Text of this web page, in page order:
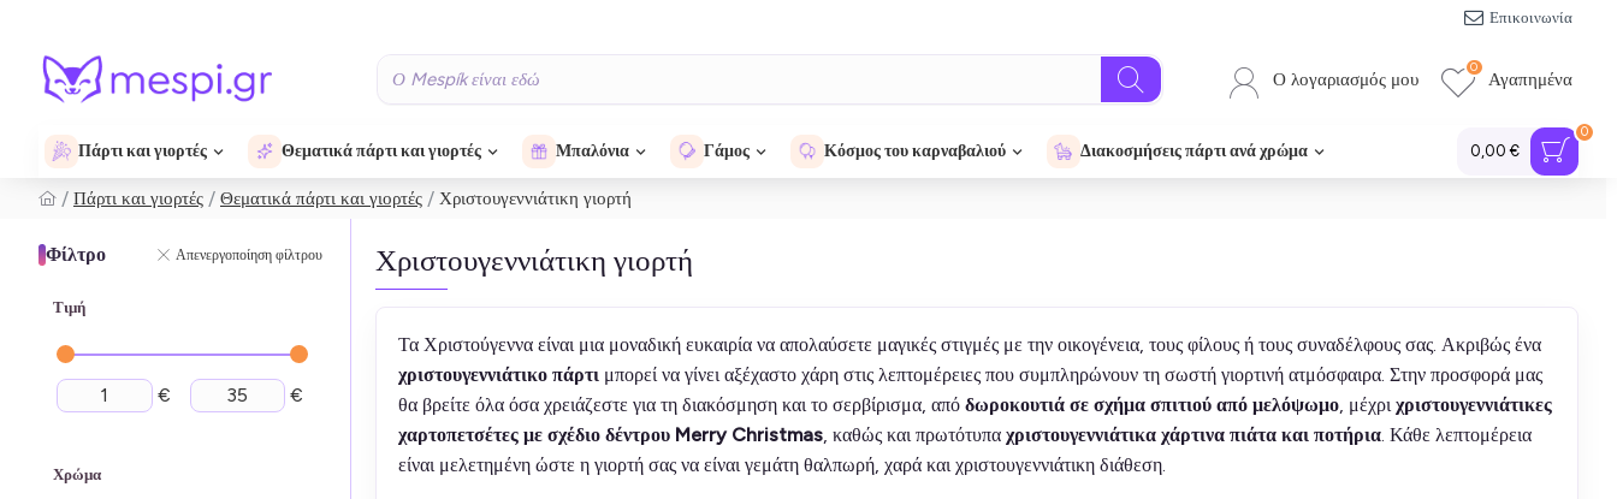
Επικοινωνία
Ο λογαριασμός μου Αγαπημένα
0
Πάρτι και γιορτές Θεματικά πάρτι και γιορτές Μπαλόνια Γάμος Κόσμος του καρναβαλιού Διακοσμήσεις πάρτι ανά χρώμα 0,00 €
0
Πάρτι και γιορτές Θεματικά πάρτι και γιορτές Χριστουγεννιάτικη γιορτή
Φίλτρο Απενεργοποίηση φίλτρου
Τιμή
€ €
Χρώμα
Χριστουγεννιάτικη γιορτή
Τα Χριστούγεννα είναι μια μοναδική ευκαιρία να απολαύσετε μαγικές στιγμές με την οικογένεια, τους φίλους ή τους συναδέλφους σας. Ακριβώς ένα
χριστουγεννιάτικο πάρτι μπορεί να γίνει αξέχαστο χάρη στις λεπτομέρειες που συμπληρώνουν τη σωστή γιορτινή ατμόσφαιρα. Στην προσφορά μας
θα βρείτε όλα όσα χρειάζεστε για τη διακόσμηση και το σερβίρισμα, από δωροκουτιά σε σχήμα σπιτιού από μελόψωμο, μέχριχριστουγεννιάτικες
χαρτοπετσέτες με σχέδιο δέντρου Merry Christmas, καθώς και πρωτότυπα χριστουγεννιάτικα χάρτινα πιάτα και ποτήρια. Κάθε λεπτομέρεια
είναι μελετημένη ώστε η γιορτή σας να είναι γεμάτη θαλπωρή, χαρά και χριστουγεννιάτικη διάθεση.